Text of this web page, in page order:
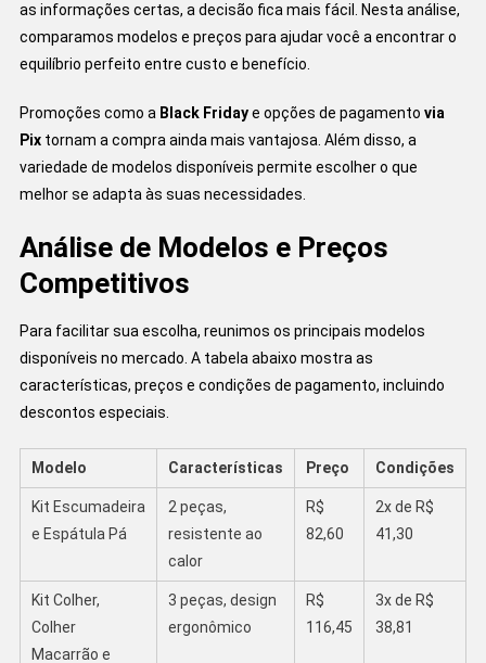
as informações certas, a decisão fica mais fácil. Nesta análise,
comparamos modelos e preços para ajudar você a encontrar o
equilíbrio perfeito entre custo e benefício.
Promoções como a Black Fridaye opções de pagamento via
Pixtornam a compra ainda mais vantajosa. Além disso, a
variedade de modelos disponíveis permite escolher o que
melhor se adapta às suas necessidades.
Análise de Modelos e Preços
Competitivos
Para facilitar sua escolha, reunimos os principais modelos
disponíveis no mercado. A tabela abaixo mostra as
características, preços e condições de pagamento, incluindo
descontos especiais.
Modelo Características Preço Condições
Kit Escumadeira
e Espátula Pá
2 peças,
resistente ao
calor
R$
82,60
2x de R$
41,30
Kit Colher,
Colher
Macarrão e
3 peças, design
ergonômico
R$
116,45
3x de R$
38,81